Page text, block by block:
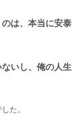
は、本当に安泰
ないし、俺の人
た。